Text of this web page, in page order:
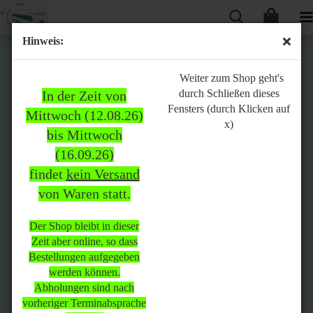
Hinweis:
In der Zeit von
Mittwoch (12.08.26)
bis Mittwoch
(16.09.26)
findet kein Versand
von Waren statt.
Der Shop bleibt in dieser
Zeit aber online, so dass
Bestellungen aufgegeben
werden können.
Abholungen sind nach
vorheriger Terminabsprache
Weiter zum Shop geht's
durch Schließen dieses
Fensters (durch Klicken auf
x)
Bitte
beachten:
In der Zeit von Mittwoch
(12.08.26) bis Mittwoch
(16.09.26)
statt.
Der Shop bleibt in dieser Zeit
aber online, so dass
Bestellungen aufgegeben
werden können.